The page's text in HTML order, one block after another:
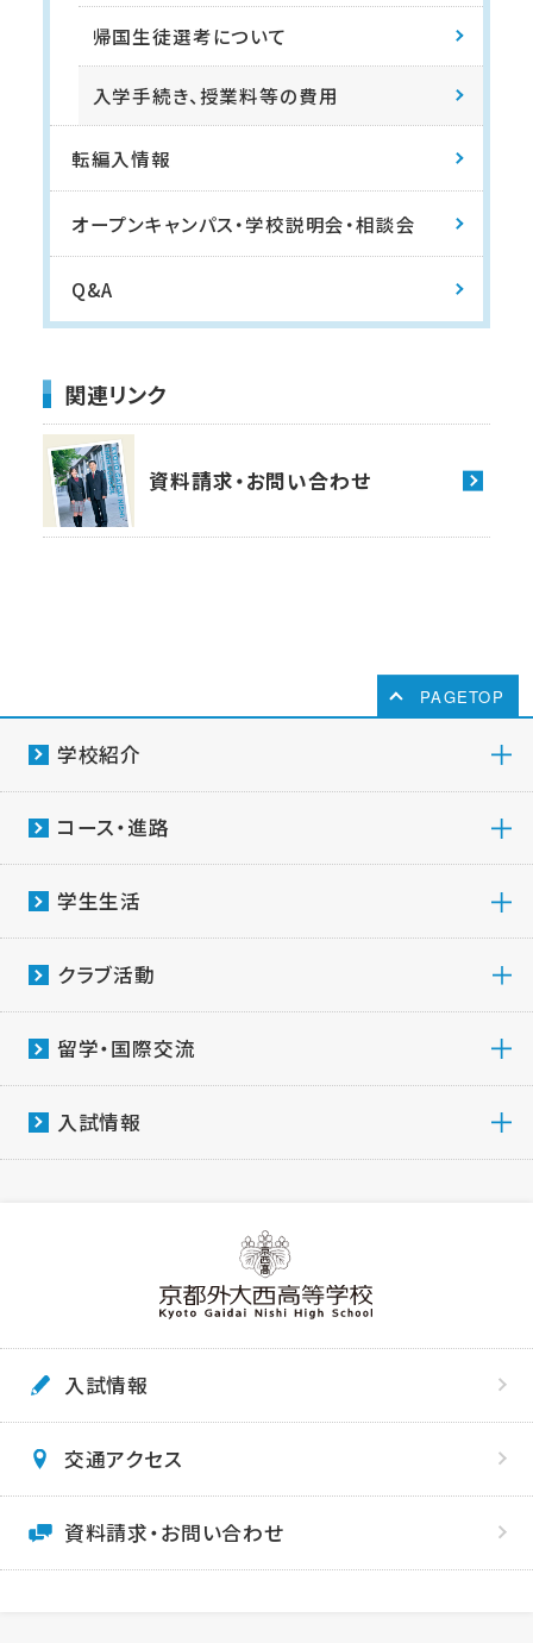
帰国生徒選考について
入学手続き、授業料等の費用
転編入情報
オープンキャンパス・学校説明会・相談会
Q&A
関連リンク
資料請求・お問い合わせ
PAGETOP
学校紹介
コース・進路
学生生活
クラブ活動
留学・国際交流
入試情報
入試情報
交通アクセス
資料請求・お問い合わせ